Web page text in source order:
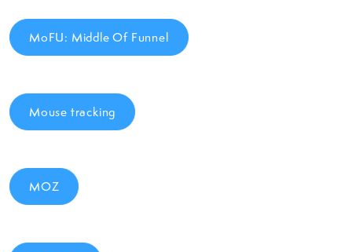
MoFU: Middle Of Funnel
Mouse tracking
MOZ